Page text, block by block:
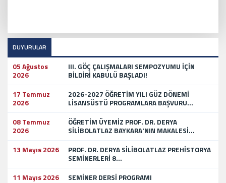
DUYURULAR
05 Ağustos
2026
III. GÖÇ ÇALIŞMALARI SEMPOZYUMU İÇİN
BİLDİRİ KABULÜ BAŞLADI!
17 Temmuz
2026
2026-2027 ÖĞRETİM YILI GÜZ DÖNEMİ
LİSANSÜSTÜ PROGRAMLARA BAŞVURU...
08 Temmuz
2026
ÖĞRETİM ÜYEMİZ PROF. DR. DERYA
SİLİBOLATLAZ BAYKARA'NIN MAKALESİ...
13 Mayıs 2026
PROF. DR. DERYA SİLİBOLATLAZ PREHİSTORYA
SEMİNERLERİ 8...
11 Mayıs 2026
SEMİNER DERSİ PROGRAMI